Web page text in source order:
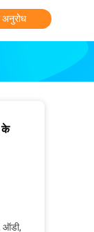
अनुरोध
के
ऑडी,